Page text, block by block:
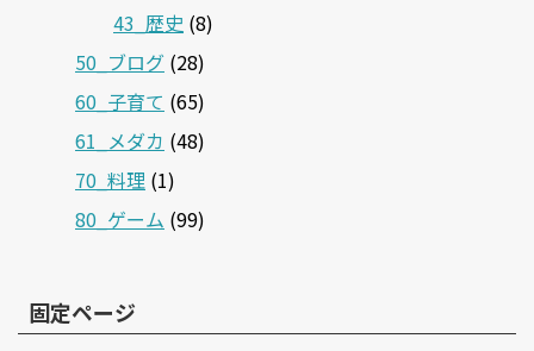
43_歴史 (8)
50_ブログ (28)
60_子育て (65)
61_メダカ (48)
70_料理 (1)
80_ゲーム (99)
固定ページ